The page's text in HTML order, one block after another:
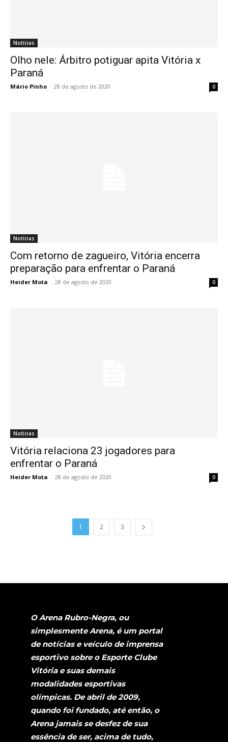
Notícias
Olho nele: Árbitro potiguar apita Vitória x
Paraná
Mário Pinho - 28 de agosto de 2020 0
Notícias
Com retorno de zagueiro, Vitória encerra
preparação para enfrentar o Paraná
Heider Mota - 28 de agosto de 2020 0
Notícias
Vitória relaciona 23 jogadores para
enfrentar o Paraná
Heider Mota - 28 de agosto de 2020 0
1 2 3
O Arena Rubro-Negra, ou
simplesmente Arena, é um portal
de notícias e veículo de imprensa
esportivo sobre o Esporte Clube
Vitória e suas demais
modalidades esportivas
olímpicas. De abril de 2009,
quando foi fundado, até então, o
Arena jamais se desfez de sua
essência de ser, acima de tudo,